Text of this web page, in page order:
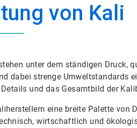
von Kali
unter dem ständigen Druck,
dabei strenge Umweltstandards
und das Gesamtbild der
eine breite Palette
wirtschaftlich und